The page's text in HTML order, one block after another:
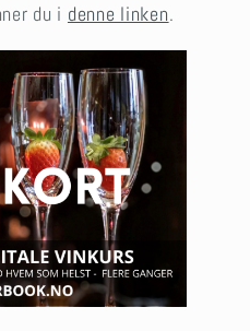
du i denne linken.